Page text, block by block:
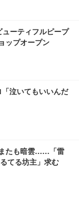
ーティフルピープ
ップオープン
泣いてもいいんだ
たも暗雲……「雷
てる坊主」求む